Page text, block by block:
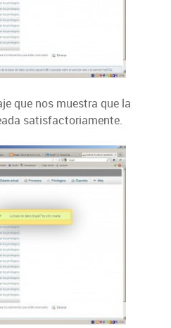
que nos muestra que la
satisfactoriamente.